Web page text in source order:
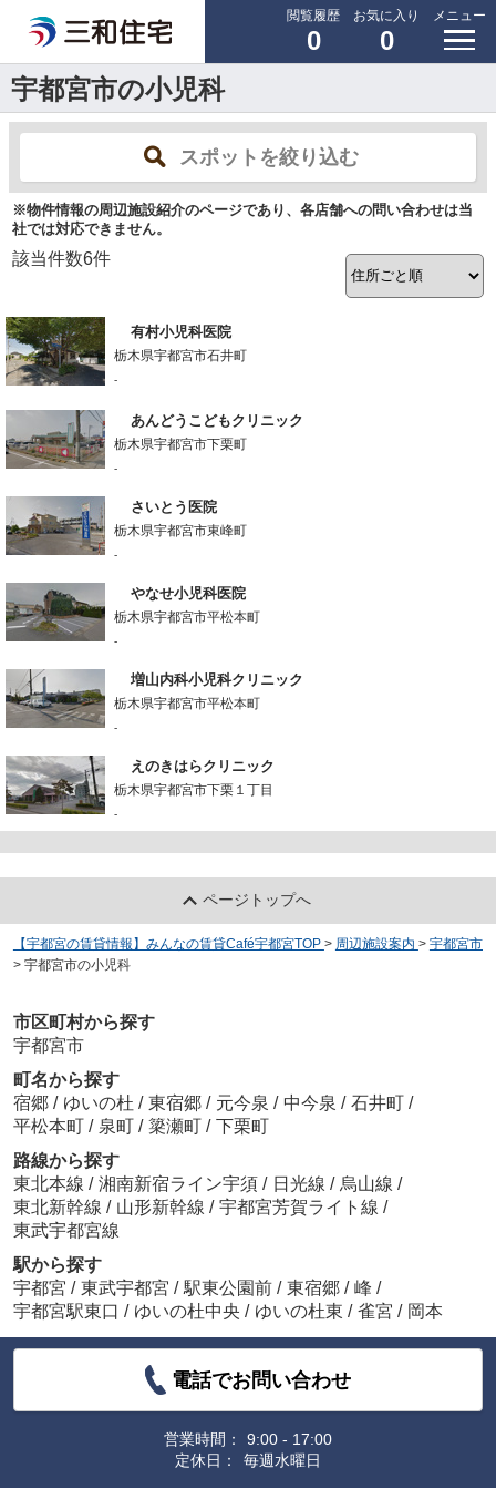
閲覧履歴
0
お気に入り
0
メニュー
宇都宮市の小児科
スポットを絞り込む
※物件情報の周辺施設紹介のページであり、各店舗への問い合わせは当
社では対応できません。
該当件数6件
有村小児科医院
栃木県宇都宮市石井町
-
あんどうこどもクリニック
栃木県宇都宮市下栗町
-
さいとう医院
栃木県宇都宮市東峰町
-
やなせ小児科医院
栃木県宇都宮市平松本町
-
増山内科小児科クリニック
栃木県宇都宮市平松本町
-
えのきはらクリニック
栃木県宇都宮市下栗１丁目
-
ページトップへ
【宇都宮の賃貸情報】みんなの賃貸Café宇都宮TOP > 周辺施設案内 > 宇都宮市
> 宇都宮市の小児科
市区町村から探す
宇都宮市
町名から探す
宿郷 / ゆいの杜 / 東宿郷 / 元今泉 / 中今泉 / 石井町 /
平松本町 / 泉町 / 簗瀬町 / 下栗町
路線から探す
東北本線 / 湘南新宿ライン宇須 / 日光線 / 烏山線 /
東北新幹線 / 山形新幹線 / 宇都宮芳賀ライト線 /
東武宇都宮線
駅から探す
宇都宮 / 東武宇都宮 / 駅東公園前 / 東宿郷 / 峰 /
宇都宮駅東口 / ゆいの杜中央 / ゆいの杜東 / 雀宮 / 岡本
電話でお問い合わせ
営業時間：
9:00 - 17:00
定休日：
毎週水曜日